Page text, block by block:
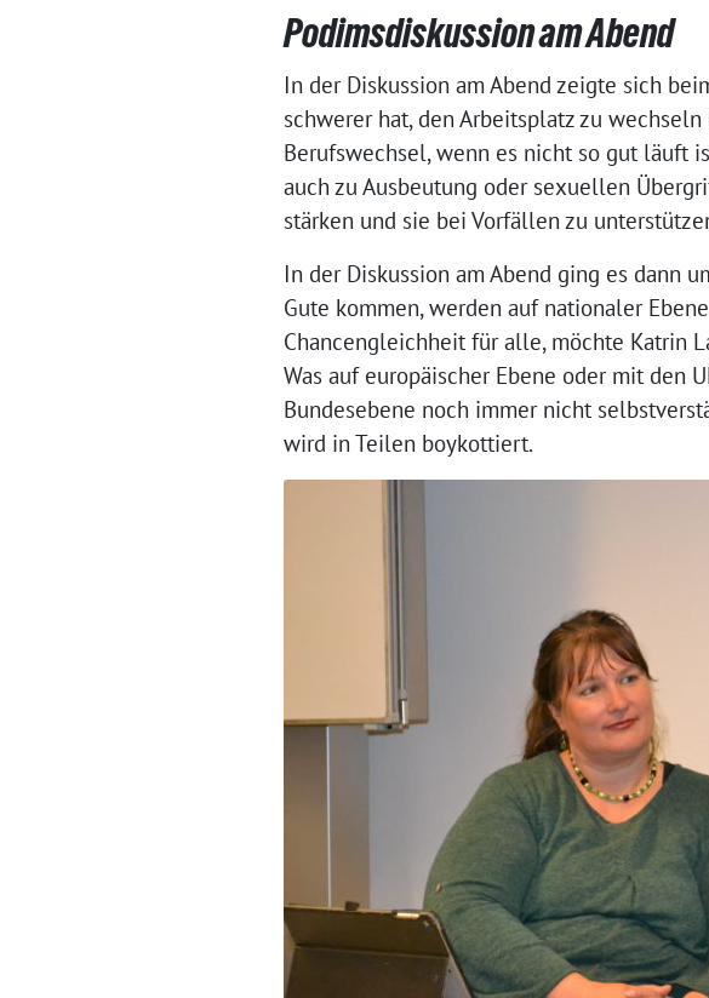
Podimsdiskussion am Abend
In der Diskussion am Abend zeigte sich
schwerer hat, den Arbeitsplatz zu
Berufswechsel, wenn es nicht so gut läuft
auch zu Ausbeutung oder sexuellen
stärken und sie bei Vorfällen zu
In der Diskussion am Abend ging es dann
Gute kommen, werden auf nationaler
Chancengleichheit für alle, möchte Katrin
Was auf europäischer Ebene oder mit den
Bundesebene noch immer nicht
wird in Teilen boykottiert.